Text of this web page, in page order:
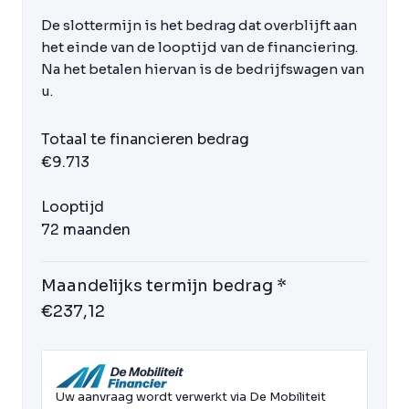
De slottermijn is het bedrag dat overblijft aan
het einde van de looptijd van de financiering.
Na het betalen hiervan is de bedrijfswagen van
u.
Totaal te financieren bedrag
€9.713
Looptijd
72 maanden
Maandelijks termijn bedrag *
€237,12
Uw aanvraag wordt verwerkt via De Mobiliteit